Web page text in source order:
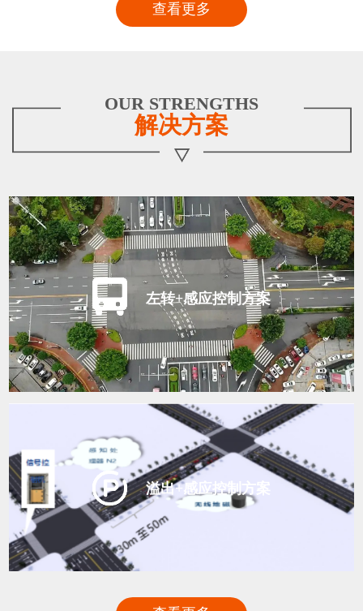
查看更多
OUR STRENGTHS
解决方案
左转+感应控制方案
溢出+感应控制方案